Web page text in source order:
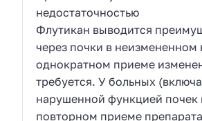
недостаточностью
Флутикан выводится
через почки в неизмененном
однократном приеме
требуется. У больных
нарушенной функцией почек
повторном приеме